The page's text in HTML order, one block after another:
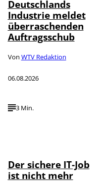
Deutschlands
Industrie meldet
überraschenden
Auftragsschub
Von WTV Redaktion
06.08.2026
3 Min.
Der sichere IT-Job
ist nicht mehr